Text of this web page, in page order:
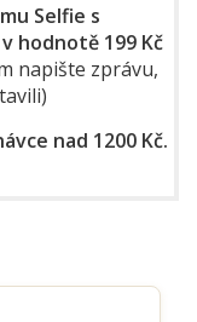
Selfie s
hodnotě 199 Kč
napište zprávu,
nad 1200 Kč.